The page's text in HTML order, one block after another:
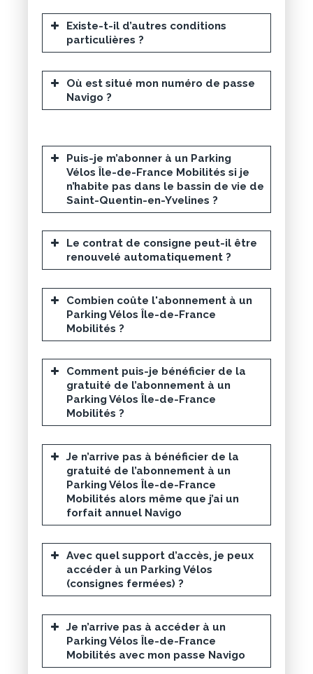
Senior,Imagine R scolaire
Imagine R étudiant
les abonnés Véligo locations à
Choisissez votre mode d’accès
L’accès au parking se fait :
pass Navigo
Réglez votre abonnement
Le paiement s’effectueen ligne,
par carte bancaire, sur un espace
sécurisé (Visa, Mastercard, Carte
Bancaire).
Une fois la transaction validée, vous
confirmation: votre abonnement
est alorsimmédiatement actif.
Accédez à votre parking vélo
abonnement
court
code d’accès personnel
compte Île-de-France
Mobilités Connect
Existe-t-il d’autres conditions
particulières ?
Où est situé mon numéro de passe
Navigo ?
Puis-je m’abonner à un Parking
Vélos Île-de-France Mobilités si je
n’habite pas dans le bassin de vie de
Saint-Quentin-en-Yvelines ?
Le contrat de consigne peut-il être
renouvelé automatiquement ?
Relance à J-15 de la fin de
l’abonnement
Relance à J-5 de la fin de
l’abonnement
Relance à J-30 de la fin de
l’abonnement
Relance à J-15 de la fin de
l’abonnement
Combien coûte l'abonnement à un
Parking Vélos Île-de-France
Mobilités ?
Comment puis-je bénéficier de la
gratuité de l’abonnement à un
Parking Vélos Île-de-France
Mobilités ?
Espace Personnel
Je n’arrive pas à bénéficier de la
gratuité de l’abonnement à un
Parking Vélos Île-de-France
Mobilités alors même que j’ai un
forfait annuel Navigo
Avec quel support d’accès, je peux
accéder à un Parking Vélos
(consignes fermées) ?
Je n’arrive pas à accéder à un
Parking Vélos Île-de-France
Mobilités avec mon passe Navigo